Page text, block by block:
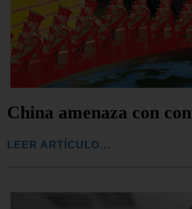
China amenaza con
LEER ARTÍCULO...